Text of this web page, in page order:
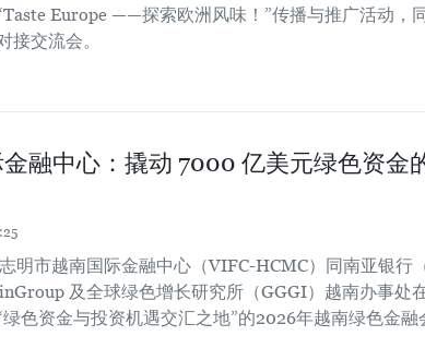
Europe ——探索欧洲风味！”传播与推广活动，
接交流会。
融中心：撬动 7000 亿美元绿色资金
明市越南国际金融中心（VIFC-HCMC）同南亚银行
及全球绿色增长研究所（GGGI）越南办事处
色资金与投资机遇交汇之地”的2026年越南绿色金融